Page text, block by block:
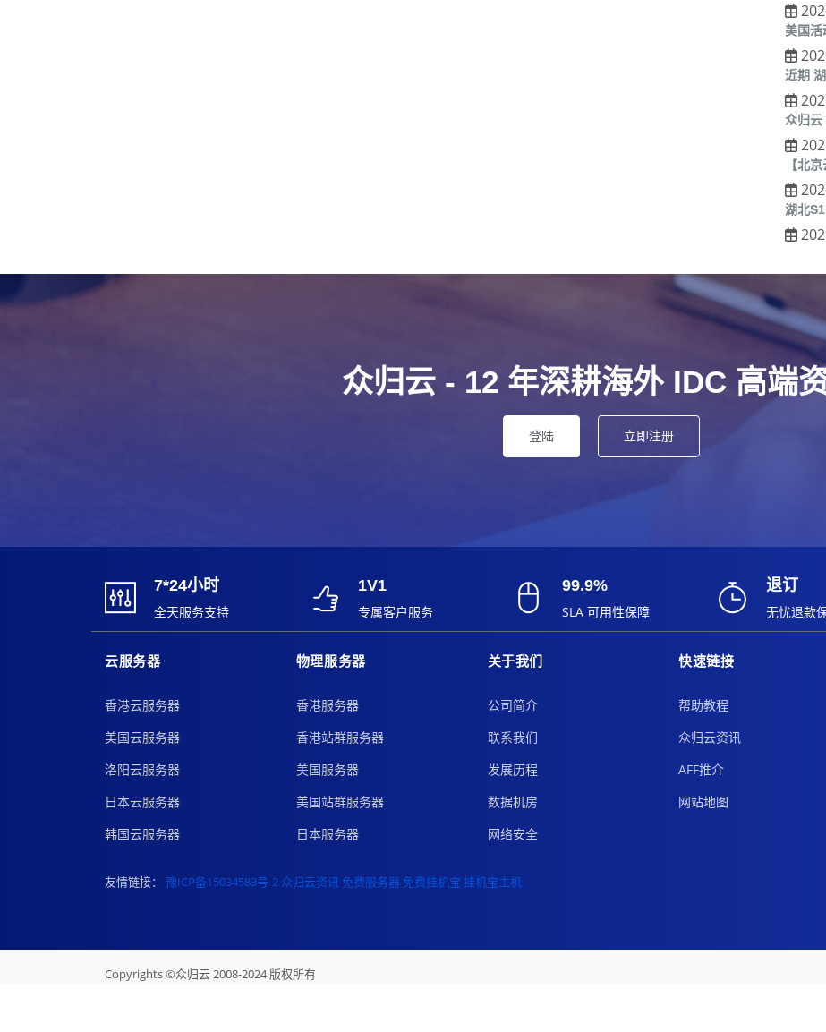
美国活
近期
众归云
【北
湖北
众归云 - 12 年深耕海外 IDC 高端
登陆 立即注册
7*24小时
全天服务支持
1V1
专属客户服务
99.9%
SLA 可用性保障
退订
无忧退款
云服务器
香港云服务器
美国云服务器
洛阳云服务器
日本云服务器
韩国云服务器
物理服务器
香港服务器
香港站群服务器
美国服务器
美国站群服务器
日本服务器
关于我们
公司简介
联系我们
发展历程
数据机房
网络安全
快速链接
帮助教程
众归云资讯
AFF推介
网站地图
友情链接： 豫ICP备15034583号-2 众归云资讯 免费服务器 免费挂机宝 挂机宝主机
Copyrights ©众归云 2008-2024 版权所有